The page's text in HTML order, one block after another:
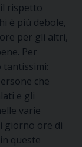
rispetto
è più debole,
per gli altri,
Per
che
e gli
varie
giorno ore di
queste